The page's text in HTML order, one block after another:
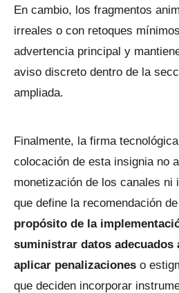
En cambio, los fragmentos
irreales o con retoques
advertencia principal y
aviso discreto dentro de la
ampliada.
Finalmente, la firma
colocación de esta insignia no
monetización de los canales ni
que define la recomendación
propósito de la
suministrar datos adecuados
aplicar penalizaciones o
que deciden incorporar